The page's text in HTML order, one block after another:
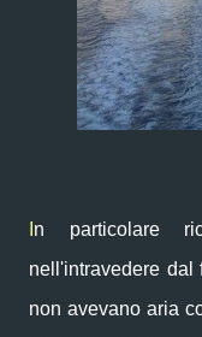
n particolare
nell'intravedere
non avevano aria